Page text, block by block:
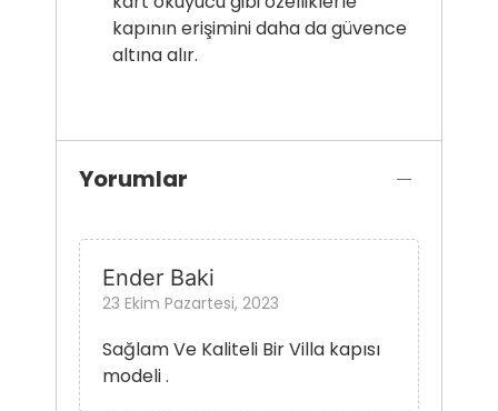
kapının erişimini daha da güvence
altına alır.
Yorumlar
Ender Baki
23 Ekim Pazartesi, 2023
Sağlam Ve Kaliteli Bir Villa kapısı
modeli .